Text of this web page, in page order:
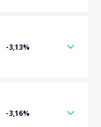
-3,13%
-3,16%